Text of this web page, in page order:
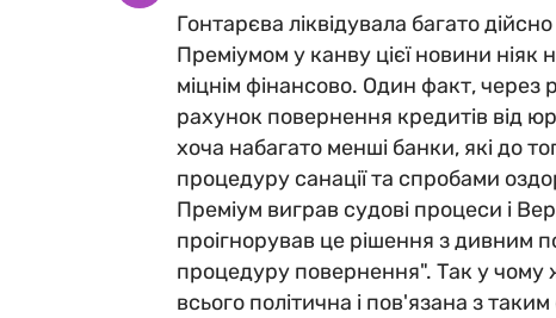
Гонтарєва ліквідувала багато
Преміумом у канву цієї новини
міцнім фінансово. Один факт, через
рахунок повернення кредитів від
хоча набагато менші банки, які до
процедуру санації та спробами
Преміум виграв судові процеси і
проігнорував це рішення з дивним
процедуру повернення". Так у чому
всього політична і пов'язана з